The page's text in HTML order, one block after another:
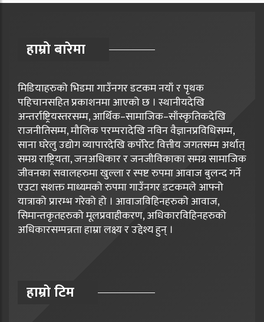
हाम्रो बारेमा
मिडियाहरुको भिडमा गाउँनगर डटकम नयाँ र पृथक
पहिचानसहित प्रकाशनमा आएको छ । स्थानीयदेखि
अन्तर्राष्ट्रियस्तरसम्म, आर्थिक–सामाजिक–साँस्कृतिकदेखि
राजनीतिसम्म, मौलिक परम्परादेखि नविन वैज्ञानप्रविधिसम्म,
साना घरेलु उद्योग व्यापारदेखि कर्पोरेट वित्तीय जगतसम्म अर्थात्
समग्र राष्ट्रियता, जनअधिकार र जनजीविकाका समग्र सामाजिक
जीवनका सवालहरुमा खुल्ला र स्पष्ट रुपमा आवाज बुलन्द गर्ने
एउटा सशक्त माध्यमको रुपमा गाउँनगर डटकमले आफ्नो
यात्राको प्रारम्भ गरेको हो । आवाजविहिनहरुको आवाज,
सिमान्तकृतहरुको मूलप्रवाहीकरण, अधिकारविहिनहरुको
अधिकारसम्पन्नता हाम्रा लक्ष्य र उद्देश्य हुन् ।
हाम्राे टिम